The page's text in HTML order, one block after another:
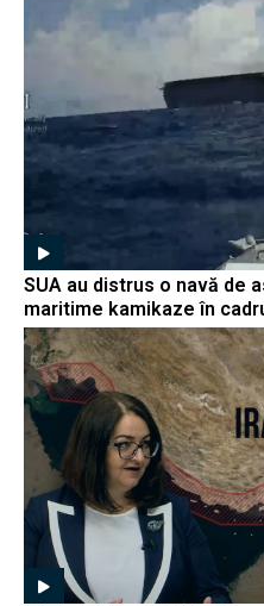
SUA au distrus o navă de
maritime kamikaze în